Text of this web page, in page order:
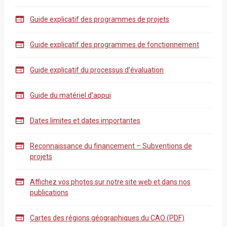
 Guide explicatif des programmes de projets
 Guide explicatif des programmes de fonctionnement
 Guide explicatif du processus d’évaluation
 Guide du matériel d’appui
 Dates limites et dates importantes

Reconnaissance du financement – Subventions de
projets

Affichez vos photos sur notre site web et dans nos
publications
 Cartes des régions géographiques du CAO (PDF)